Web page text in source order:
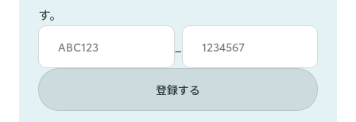
す。
車台カタシキ入力
−
車台番号入力
登録する